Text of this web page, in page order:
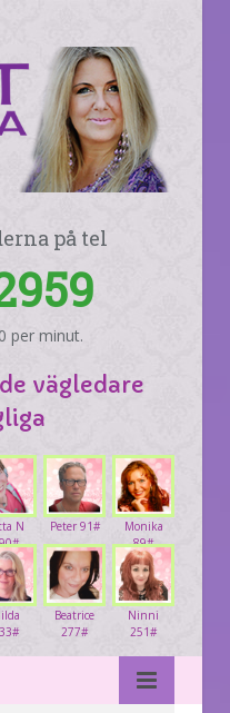
på tel
per minut.
vägledare
Monika
89#
Peter 91#
N
Ninni
251#
Beatrice
277#